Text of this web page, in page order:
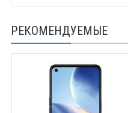
РЕКОМЕНДУЕМЫЕ